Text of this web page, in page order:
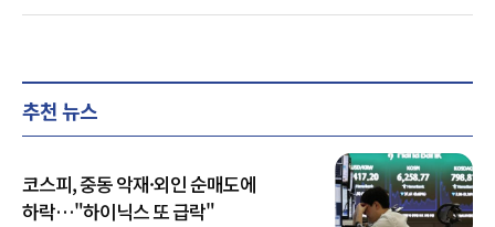
추천 뉴스
코스피, 중동 악재·외인 순매도에
하락…"하이닉스 또 급락"